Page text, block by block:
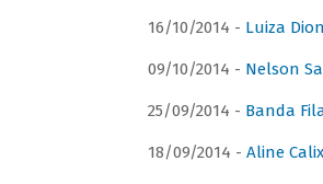
16/10/2014 - Luiza
09/10/2014 - Nelson
25/09/2014 - Banda
18/09/2014 - Aline